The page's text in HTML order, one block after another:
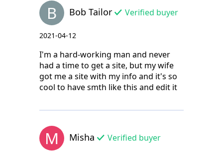
B Bob Tailor Verified buyer
2021-04-12
I'm a hard-working man and never
had a time to get a site, but my wife
got me a site with my info and it's so
cool to have smth like this and edit it
M Misha Verified buyer